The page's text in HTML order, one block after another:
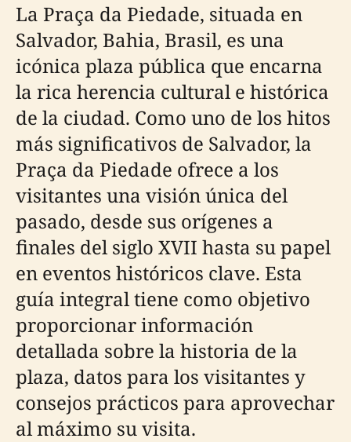
La Praça da Piedade, situada en
Salvador, Bahia, Brasil, es una
icónica plaza pública que encarna
la rica herencia cultural e histórica
de la ciudad. Como uno de los hitos
más significativos de Salvador, la
Praça da Piedade ofrece a los
visitantes una visión única del
pasado, desde sus orígenes a
finales del siglo XVII hasta su papel
en eventos históricos clave. Esta
guía integral tiene como objetivo
proporcionar información
detallada sobre la historia de la
plaza, datos para los visitantes y
consejos prácticos para aprovechar
al máximo su visita.